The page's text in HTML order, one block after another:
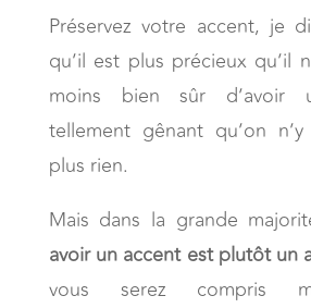
Préservez votre accent, je
qu’il est plus précieux qu’il
moins bien sûr d’avoir
tellement gênant qu’on
plus rien.
Mais dans la grande
avoir un accent est plutôt un
vous serez compris